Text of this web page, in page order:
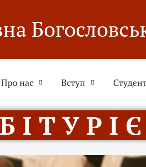
Про нас Вступ
І Т У Р І